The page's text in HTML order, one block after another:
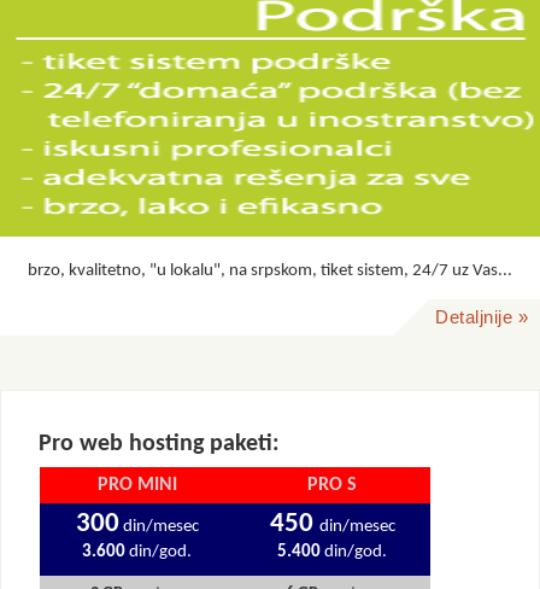
brzo, kvalitetno, "u lokalu", na srpskom, tiket sistem, 24/7 uz Vas...
Detaljnije »
Pro web hosting paketi:
PRO MINI
300din/mesec
3.600 din/god.
PRO S
450 din/mesec
5.400 din/god.